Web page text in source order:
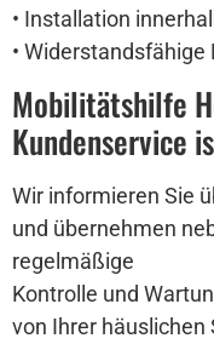
• Installation
•
Mobilitätshilfe
Kundenservice
Wir informieren Sie
und übernehmen
regelmäßige
Kontrolle und
von Ihrer häuslichen